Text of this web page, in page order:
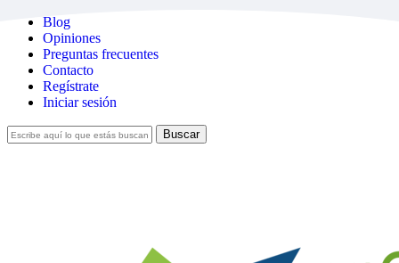
Skip
main
content
Blog
Opiniones
Preguntas frecuentes
Contacto
Regístrate
Iniciar sesión
Buscar